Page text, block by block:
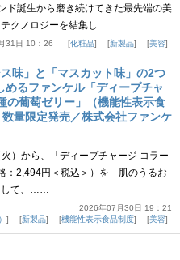
ド誕生から磨き続けてきた最先端の美
テクノロジーを結集し……
31日 10：26 化粧品 新製品 美容
味」と「マスカット味」の2つ
めるファンケル「ディープチャ
の葡萄ゼリー」（機能性表示食
量限定発売／株式会社ファンケ
）から、「ディープチャージ コラー
：2,494円＜税込＞）を「肌のうるお
して、……
2026年07月30日 19：21
新製品 機能性表示食品制度 美容